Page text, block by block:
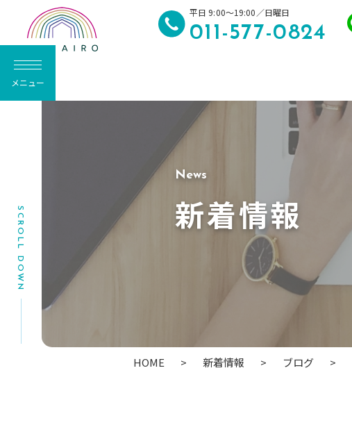
平日 9:00～19:00／日曜日
011-577-0824
メニュー
N ews
新着情報
SCROLL DOWN
HOME > 新着情報 > ブログ >